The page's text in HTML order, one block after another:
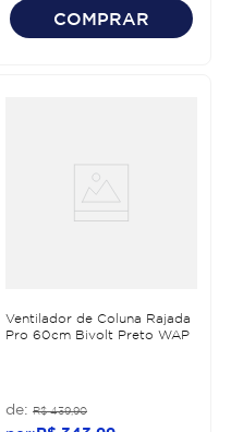
COMPRAR
Ventilador de Coluna Rajada
Pro 60cm Bivolt Preto WAP
R$ 439,90